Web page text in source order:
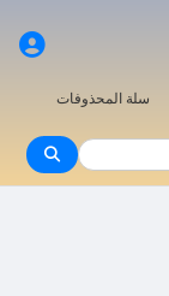
سلة المحذوفات